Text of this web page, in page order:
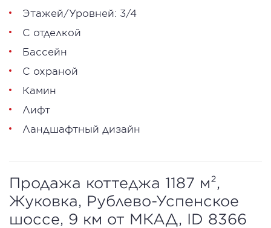
Этажей/Уровней: 3/4
С отделкой
Бассейн
С охраной
Камин
Лифт
Ландшафтный дизайн
Продажа коттеджа 1187 м²,
Жуковка, Рублево-Успенское
шоссе, 9 км от МКАД, ID 8366